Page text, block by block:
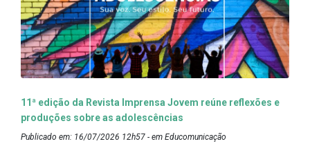
11ª edição da Revista Imprensa Jovem reúne reflexões e
produções sobre as adolescências
Publicado em: 16/07/2026 12h57 - em Educomunicação